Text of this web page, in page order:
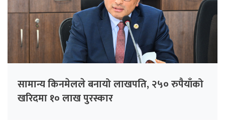
सामान्य किनमेलले बनायो लाखपति, २५० रुपैयाँको
खरिदमा १० लाख पुरस्कार